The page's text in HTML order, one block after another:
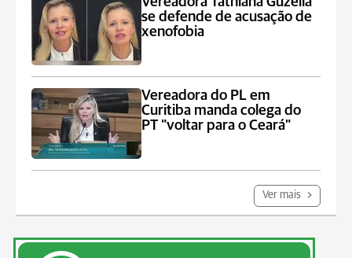
se defende de acusação de
xenofobia
Vereadora do PL em
Curitiba manda colega do
PT "voltar para o Ceará"
Ver mais